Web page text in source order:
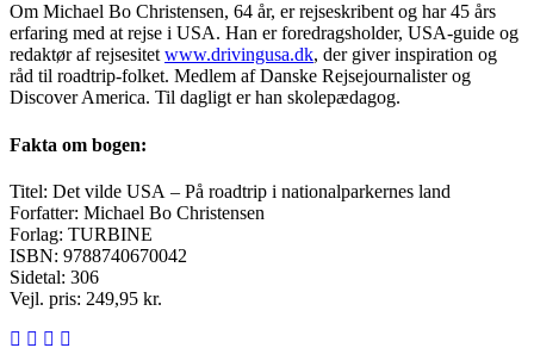
Om Michael Bo Christensen, 64 år, er rejseskribent og har 45 års
erfaring med at rejse i USA. Han er foredragsholder, USA-guide og
redaktør af rejsesitetwww.drivingusa.dk, der giver inspiration og
råd til roadtrip-folket. Medlem af Danske Rejsejournalister og
Discover America. Til dagligt er han skolepædagog.
Fakta om bogen:
Titel: Det vilde USA – På roadtrip i nationalparkernes land
Forfatter: Michael Bo Christensen
Forlag: TURBINE
ISBN: 9788740670042
Sidetal: 306
Vejl. pris: 249,95 kr.